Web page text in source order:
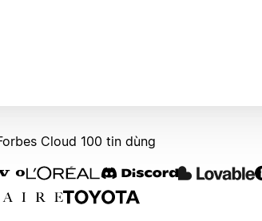
Cloud 100 tin dùng